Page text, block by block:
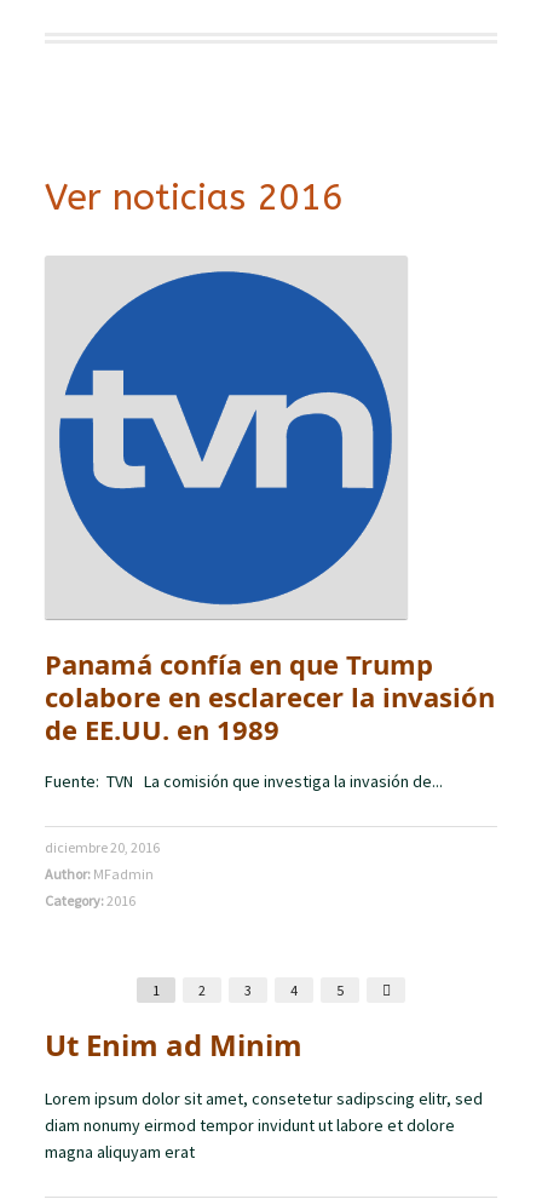
Ver noticias 2016
Panamá confía en que Trump
colabore en esclarecer la invasión
de EE.UU. en 1989
Fuente: TVN La comisión que investiga la invasión de...
diciembre 20, 2016
Author: MFadmin
Category:2016
1 2 3 4 5
Ut Enim ad Minim
Lorem ipsum dolor sit amet, consetetur sadipscing elitr, sed
diam nonumy eirmod tempor invidunt ut labore et dolore
magna aliquyam erat